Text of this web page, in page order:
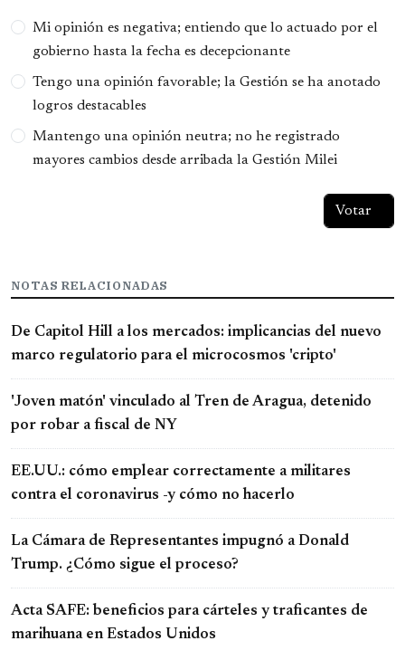
Opciones
Mi opinión es negativa; entiendo que lo actuado por el
gobierno hasta la fecha es decepcionante
Tengo una opinión favorable; la Gestión se ha anotado
logros destacables
Mantengo una opinión neutra; no he registrado
mayores cambios desde arribada la Gestión Milei
NOTAS RELACIONADAS
De Capitol Hill a los mercados: implicancias del nuevo
marco regulatorio para el microcosmos 'cripto'
'Joven matón' vinculado al Tren de Aragua, detenido
por robar a fiscal de NY
EE.UU.: cómo emplear correctamente a militares
contra el coronavirus -y cómo no hacerlo
La Cámara de Representantes impugnó a Donald
Trump. ¿Cómo sigue el proceso?
Acta SAFE: beneficios para cárteles y traficantes de
marihuana en Estados Unidos